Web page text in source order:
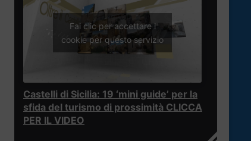
Fai clic per accettare i
cookie per questo servizio
Castelli di Sicilia: 19 ‘mini guide’ per la
sfida del turismo di prossimità CLICCA
PER IL VIDEO